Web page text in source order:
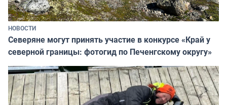
НОВОСТИ
Северяне могут принять участие в конкурсе «Край у
северной границы: фотогид по Печенгскому округу»